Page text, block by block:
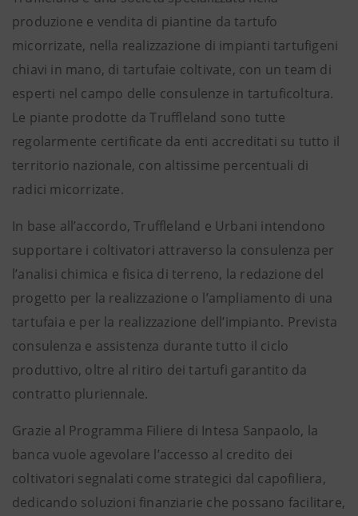
produzione e vendita di piantine da tartufo
micorrizate, nella realizzazione di impianti tartufigeni
chiavi in mano, di tartufaie coltivate, con un team di
esperti nel campo delle consulenze in tartuficoltura.
Le piante prodotte da Truffleland sono tutte
regolarmente certificate da enti accreditati su tutto il
territorio nazionale, con altissime percentuali di
radici micorrizate.
In base all’accordo, Truffleland e Urbani intendono
supportare i coltivatori attraverso la consulenza per
l’analisi chimica e fisica di terreno, la redazione del
progetto per la realizzazione o l’ampliamento di una
tartufaia e per la realizzazione dell’impianto. Prevista
consulenza e assistenza durante tutto il ciclo
produttivo, oltre al ritiro dei tartufi garantito da
contratto pluriennale.
Grazie al Programma Filiere di Intesa Sanpaolo, la
banca vuole agevolare l’accesso al credito dei
coltivatori segnalati come strategici dal capofiliera,
dedicando soluzioni finanziarie che possano facilitare,